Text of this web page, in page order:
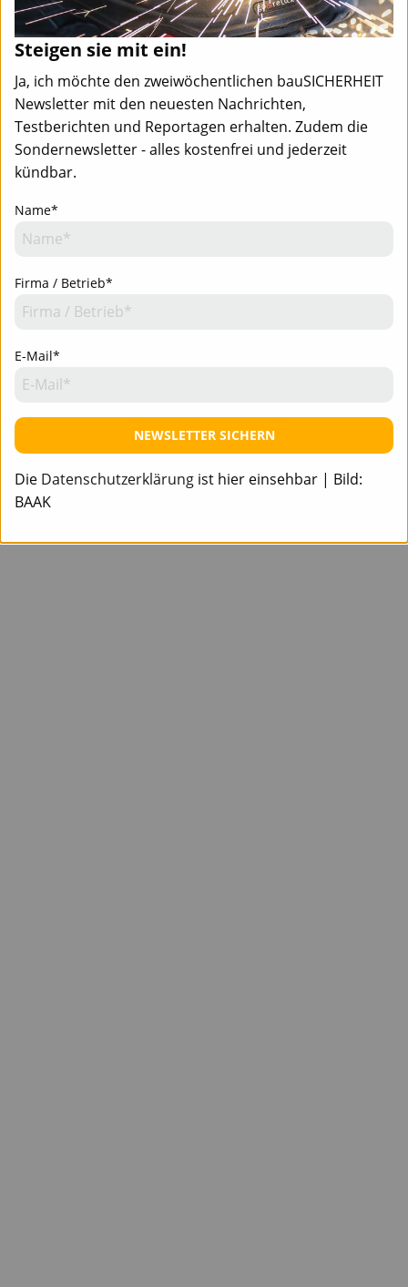
Steigen sie mit ein!
Ja, ich möchte den zweiwöchentlichen bauSICHERHEIT
Newsletter mit den neuesten Nachrichten,
Testberichten und Reportagen erhalten. Zudem die
Sondernewsletter - alles kostenfrei und jederzeit
kündbar.
Name*
Firma / Betrieb*
E-Mail*
NEWSLETTER SICHERN
Die Datenschutzerklärung ist hier einsehbar | Bild:
BAAK